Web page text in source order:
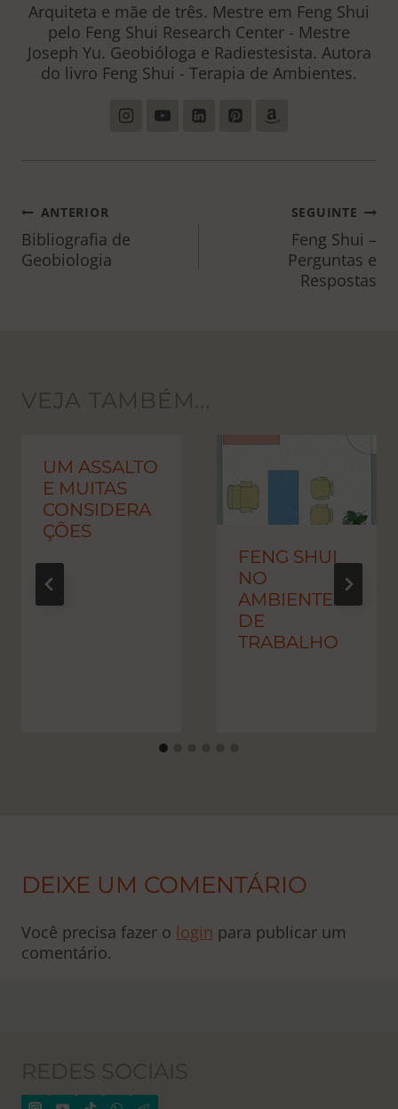
Arquiteta e mãe de três. Mestre em Feng Shui
pelo Feng Shui Research Center - Mestre
Joseph Yu. Geobióloga e Radiestesista. Autora
do livro Feng Shui - Terapia de Ambientes.
NAVEGAÇÃO
DE
POST
ANTERIOR
Bibliografia de
Geobiologia
SEGUINTE
Feng Shui –
Perguntas e
Respostas
VEJA TAMBÉM...
UM ASSALTO
E MUITAS
CONSIDERA
ÇÕES
FENG SHUI
NO
AMBIENTE
DE
TRABALHO
DEIXE UM COMENTÁRIO
Você precisa fazer o login para publicar um
comentário.
REDES SOCIAIS